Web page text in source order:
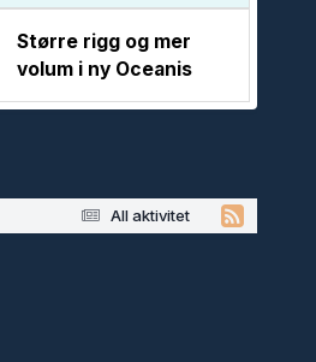
Større rigg og mer
volum i ny Oceanis
All aktivitet